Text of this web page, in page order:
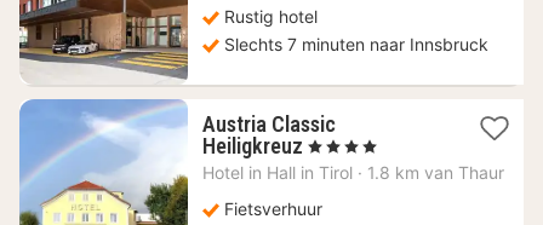
Rustig hotel
Slechts 7 minuten naar Innsbruck
Austria Classic
Heiligkreuz 1
nacht
114,88
, 4 Sterren
Hotel in Hall in Tirol · 1.8 km van Thaur
Fietsverhuur